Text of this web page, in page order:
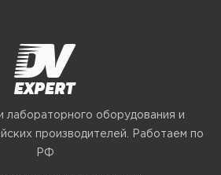
лабораторного оборудования и
производителей. Работаем по
РФ